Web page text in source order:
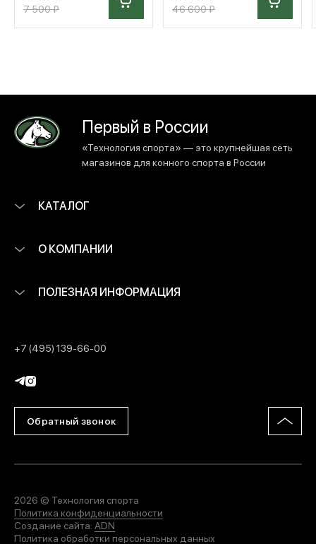
7 500 ₽ 46 600 ₽
Первый в России
«Технология спорта» — это крупнейшая сеть
магазинов для конного спорта в России
КАТАЛОГ
О КОМПАНИИ
ПОЛЕЗНАЯ ИНФОРМАЦИЯ
+7 (495) 139-66-00
Обратный звонок
2026 © Технология спорта
Политика конфиденциальности
Создание сайта: ADN
Политика обработки персональных данных